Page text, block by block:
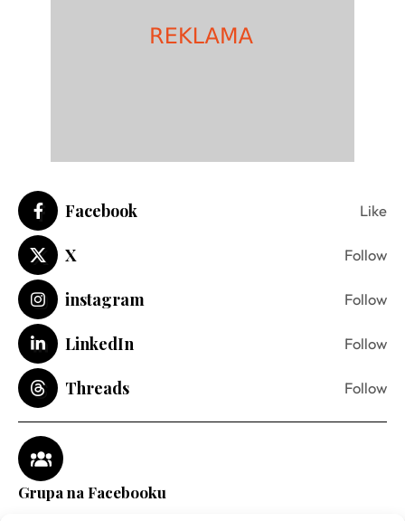
Facebook Like
X Follow
instagram Follow
LinkedIn Follow
Threads Follow
Grupa na Facebooku